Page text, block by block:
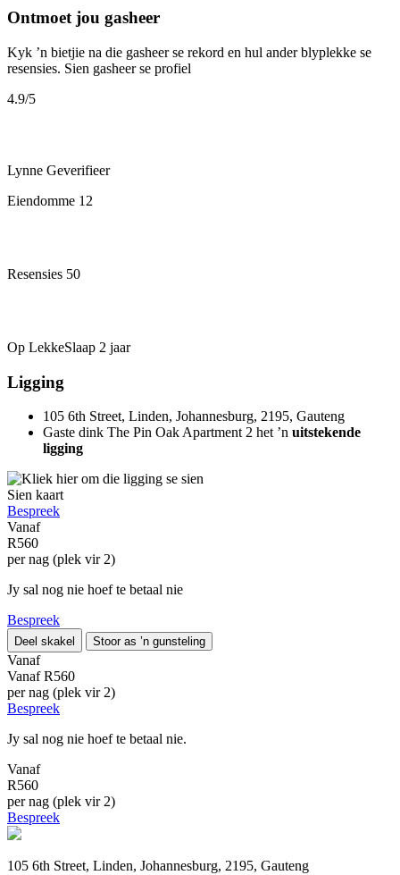
Ontmoet jou gasheer
Kyk ’n bietjie na die gasheer se rekord en hul ander blyplekke se
resensies. Sien gasheer se profiel
4.9/5
Lynne Geverifieer
Eiendomme 12
Resensies 50
Op LekkeSlaap 2 jaar
Ligging
105 6th Street, Linden, Johannesburg, 2195, Gauteng
Gaste dink The Pin Oak Apartment 2 het ’n uitstekende
ligging
Sien kaart
Bespreek
Vanaf
R560
per nag (plek vir 2)
Jy sal nog nie hoef te betaal nie
Bespreek
Deel skakel Stoor as ’n gunsteling
Vanaf
Vanaf R560
per nag (plek vir 2)
Bespreek
Jy sal nog nie hoef te betaal nie.
Vanaf
R560
per nag (plek vir 2)
Bespreek
105 6th Street, Linden, Johannesburg, 2195, Gauteng